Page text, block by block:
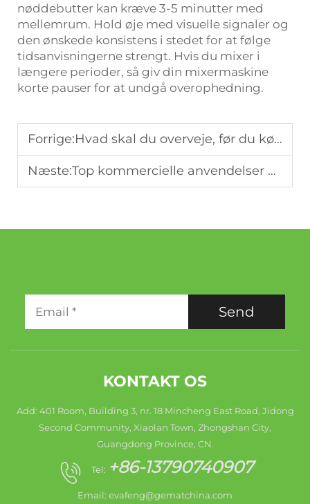
nøddebutter kan kræve 3-5 minutter med
mellemrum. Hold øje med visuelle signaler og
den ønskede konsistens i stedet for at følge
tidsanvisningerne strengt. Hvis du mixer i
længere perioder, så giv din mixermaskine
korte pauser for at undgå overophedning.
Forrige:Hvad skal du overveje, før du køber en blendermixer?
Næste:Top kommercielle anvendelser af blendermixere i restauranter og caféer
Send
KONTAKT OS
Add: 401 Room, Building 3, nr. 18 Mincheng East Road, Jidong
Second Community, Xiaolan Town, Zhongshan City,
Guangdong Province, CN.
Tel: +86-13790740907
Email: evafeng@gematchina.com